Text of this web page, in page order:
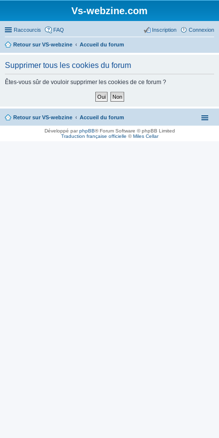
Vs-webzine.com
Raccourcis FAQ Connexion
Inscription
Retour sur VS-webzine Accueil du forum
Supprimer tous les cookies du forum
Êtes-vous sûr de vouloir supprimer les cookies de ce forum ?
Retour sur VS-webzine Accueil du forum
Développé parphpBB® Forum Software © phpBB Limited
Traduction française officielle ©Miles Cellar